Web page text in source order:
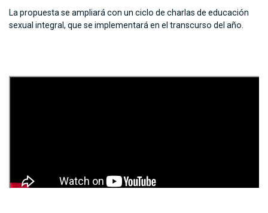
La propuesta se ampliará con un ciclo de charlas de educación
sexual integral, que se implementará en el transcurso del año.